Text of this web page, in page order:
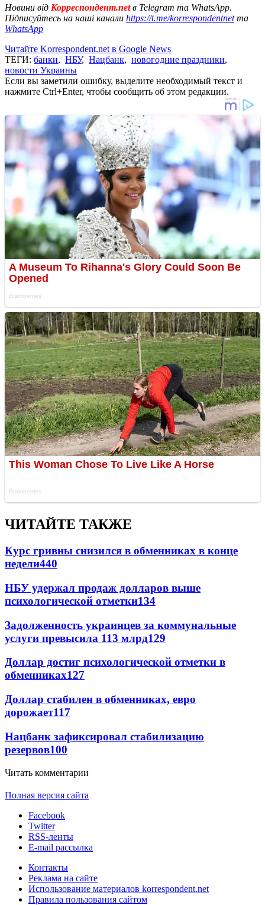
Новини від Корреспондент.netв Telegram та WhatsApp.
Підписуйтесь на наші канали https://t.me/korrespondentnetта
WhatsApp
Читайте Korrespondent.net в Google News
ТЕГИ: банки, НБУ, Нацбанк, новогодние праздники,
новости Украины
Если вы заметили ошибку, выделите необходимый текст и
нажмите Ctrl+Enter, чтобы сообщить об этом редакции.
ЧИТАЙТЕ ТАКЖЕ
Курс гривны снизился в обменниках в конце
недели440
НБУ удержал продаж долларов выше
психологической отметки134
Задолженность украинцев за коммунальные
услуги превысила 113 млрд129
Доллар достиг психологической отметки в
обменниках127
Доллар стабилен в обменниках, евро
дорожает117
Нацбанк зафиксировал стабилизацию
резервов100
Читать комментарии
Полная версия сайта
Facebook
Twitter
RSS-ленты
E-mail рассылка
Контакты
Реклама на сайте
Использование материалов korrespondent.net
Правила пользования сайтом